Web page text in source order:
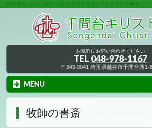
越谷市せんげん台駅から徒歩７分にあるプロテスタント教会
お気軽にお問い合わせください
TEL 048-978-1167
〒343-0041 埼玉県越谷市千間台西1-
MENU
牧師の書斎